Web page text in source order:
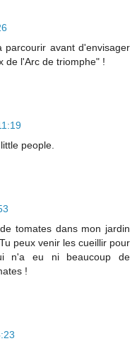
parcourir avant d'envisager
de l'Arc de triomphe" !
people.
tomates dans mon jardin
peux venir les cueillir pour
n'a eu ni beaucoup de
!